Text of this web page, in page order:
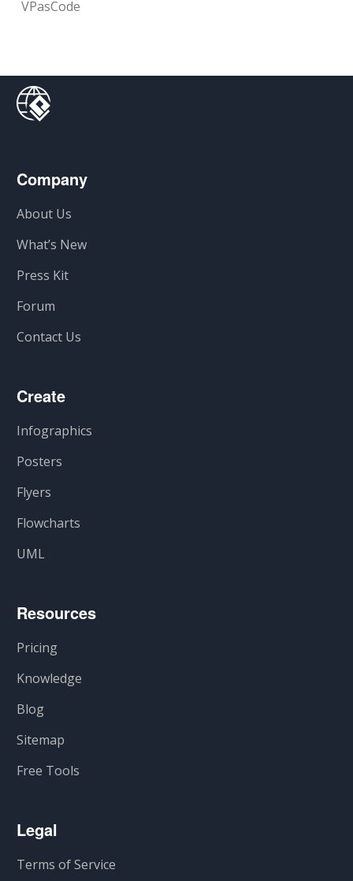
VPasCode
Company
About Us
What’s New
Press Kit
Forum
Contact Us
Create
Infographics
Posters
Flyers
Flowcharts
UML
Resources
Pricing
Knowledge
Blog
Sitemap
Free Tools
Legal
Terms of Service